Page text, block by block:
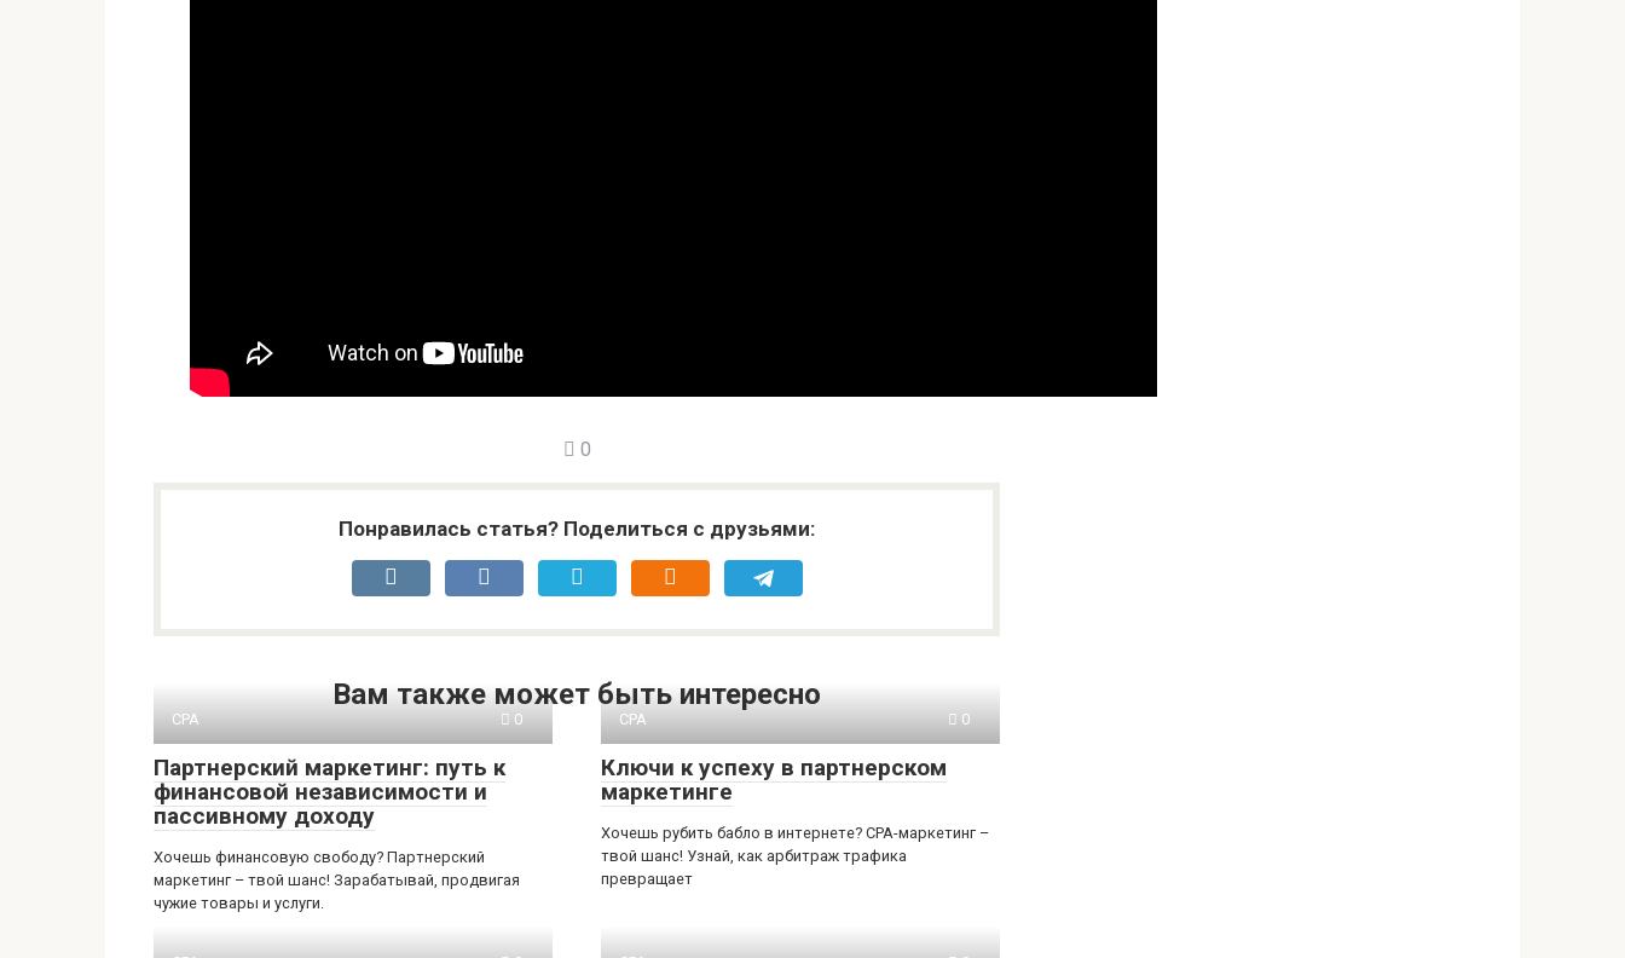
0
Понравилась статья? Поделиться с друзьями:
Вам также может быть интересно
CPA 0
Партнерский маркетинг: путь к
финансовой независимости и
пассивному доходу
Хочешь финансовую свободу? Партнерский
маркетинг – твой шанс! Зарабатывай, продвигая
чужие товары и услуги.
CPA 0
Ключи к успеху в партнерском
маркетинге
Хочешь рубить бабло в интернете? CPA-маркетинг –
твой шанс! Узнай, как арбитраж трафика
превращает